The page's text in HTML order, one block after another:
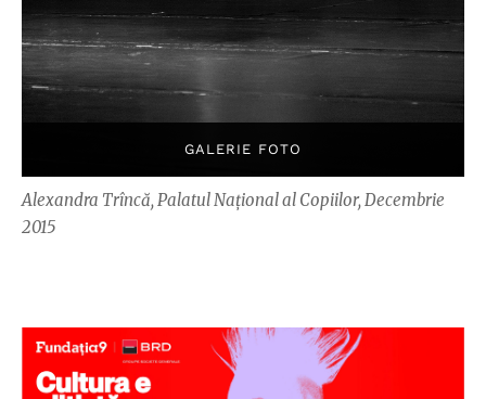
Alexandra Trîncă, Palatul Național al Copiilor, Decembrie
2015